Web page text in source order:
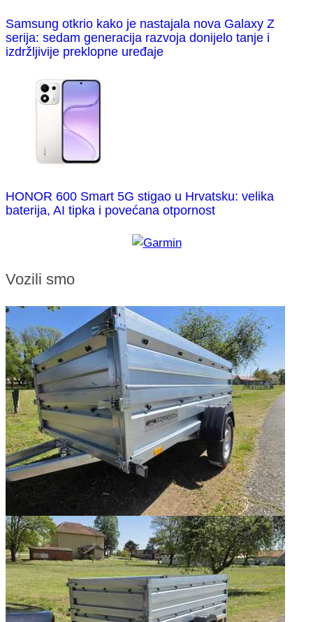
Samsung otkrio kako je nastajala nova Galaxy Z
serija: sedam generacija razvoja donijelo tanje i
izdržljivije preklopne uređaje
HONOR 600 Smart 5G stigao u Hrvatsku: velika
baterija, AI tipka i povećana otpornost
Vozili smo